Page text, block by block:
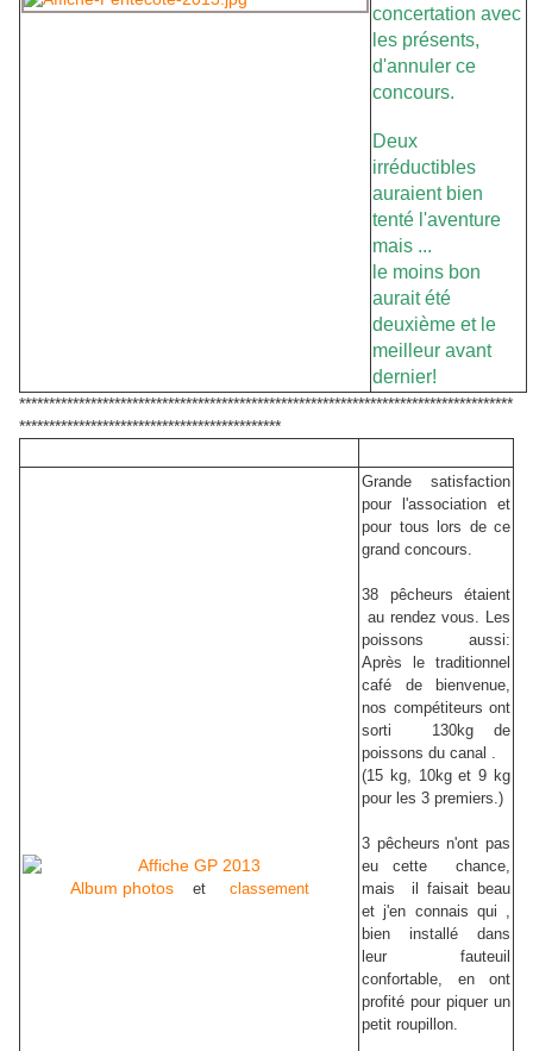
concertation avec
les présents,
d'annuler ce
concours.
Deux
irréductibles
auraient bien
tenté l'aventure
mais ...
le moins bon
aurait été
deuxième et le
meilleur avant
dernier!
***********************************************************************************
********************************************
Album photos et classement
Grande satisfaction
pour l'association et
pour tous lors de ce
grand concours.
38 pêcheurs étaient
au rendez vous. Les
poissons aussi:
Après le traditionnel
café de bienvenue,
nos compétiteurs ont
sorti 130kg de
poissons du canal .
(15 kg, 10kg et 9 kg
pour les 3 premiers.)
3 pêcheurs n'ont pas
eu cette chance,
mais il faisait beau
et j'en connais qui ,
bien installé dans
leur fauteuil
confortable, en ont
profité pour piquer un
petit roupillon.